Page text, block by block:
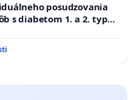
posudzovania
s diabetom 1. a 2. typu
zboru SR